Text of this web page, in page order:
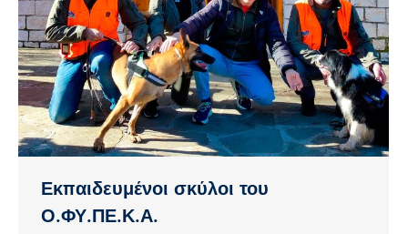
Εκπαιδευμένοι σκύλοι του
Ο.ΦΥ.ΠΕ.Κ.Α.